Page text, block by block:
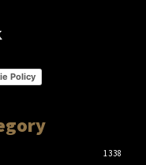
Policy
1338